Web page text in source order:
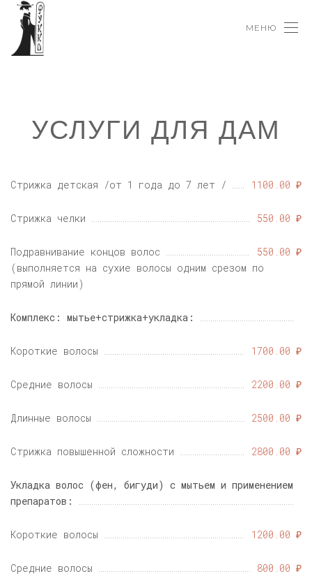
МЕНЮ
УСЛУГИ ДЛЯ ДАМ
Стрижка детская /от 1 года до 7 лет / 1100.00 ₽
Стрижка челки 550.00 ₽
Подравнивание концов волос
550.00 ₽
(выполняется на сухие волосы одним срезом по
прямой линии)
Комплекс: мытье+стрижка+укладка:
Короткие волосы 1700.00 ₽
Средние волосы 2200.00 ₽
Длинные волосы 2500.00 ₽
Стрижка повышенной сложности 2800.00 ₽
Укладка волос (фен, бигуди) с мытьем и применением
препаратов:
Короткие волосы 1200.00 ₽
Средние волосы 800.00 ₽